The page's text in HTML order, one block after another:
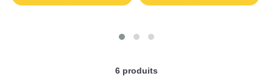
6 produits